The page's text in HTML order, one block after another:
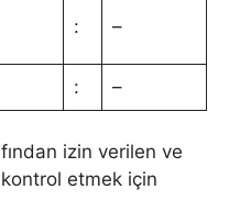
: –
: –
izin verilen ve
etmek için